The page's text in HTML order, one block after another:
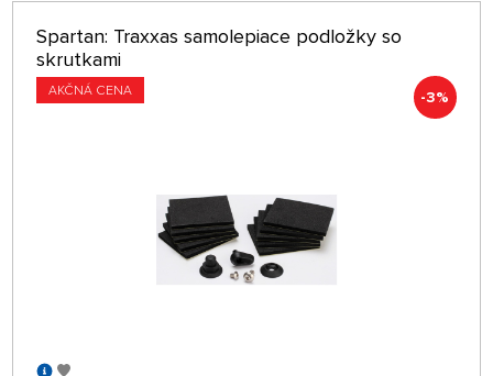
Spartan: Traxxas samolepiace podložky so
skrutkami
AKČNÁ CENA -3%